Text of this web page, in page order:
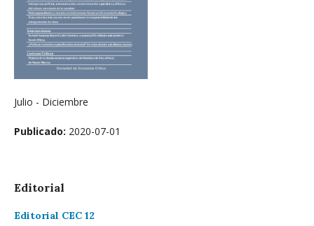
Julio - Diciembre
Publicado: 2020-07-01
Editorial
Editorial CEC 12